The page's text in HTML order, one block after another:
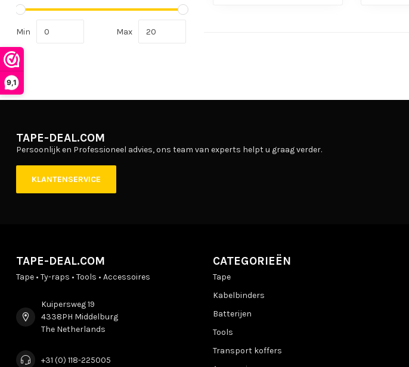
9,1
Min Max
TAPE-DEAL.COM
Persoonlijk en Professioneel advies, ons team van experts helpt u graag verder.
KLANTENSERVICE
TAPE-DEAL.COM
Tape • Ty-raps • Tools • Accessoires
Kuipersweg 19
4338PH Middelburg
The Netherlands
+31 (0) 118-225005
CATEGORIEËN
Tape
Kabelbinders
Batterijen
Tools
Transport koffers